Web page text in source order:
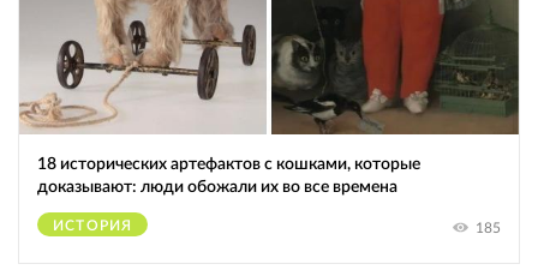
18 исторических артефактов с кошками, которые
доказывают: люди обожали их во все времена
ИСТОРИЯ 185